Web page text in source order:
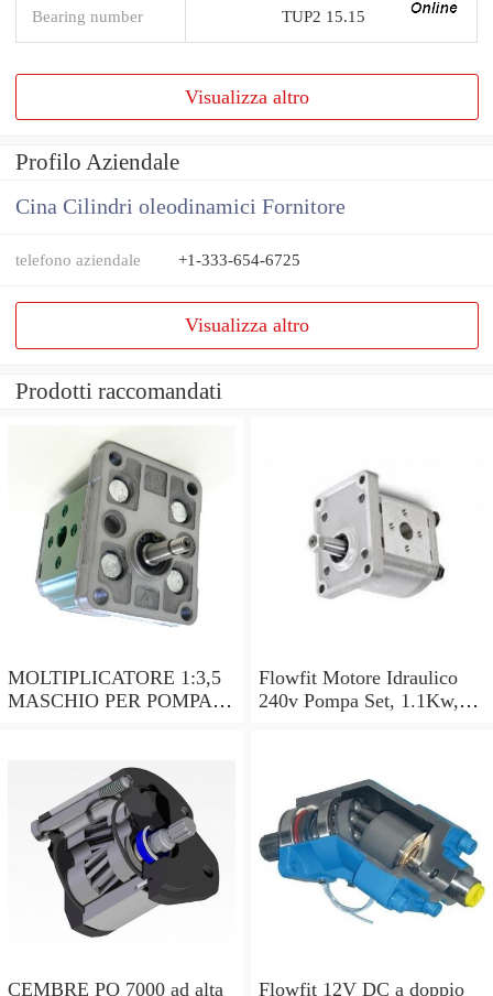
Bearing number TUP2 15.15
Visualizza altro
Profilo Aziendale
Cina Cilindri oleodinamici Fornitore
telefono aziendale +1-333-654-6725
Visualizza altro
Prodotti raccomandati
MOLTIPLICATORE 1:3,5
MASCHIO PER POMPA
Flowfit Motore Idraulico
240v Pompa Set, 1.1Kw,
CEMBRE PO 7000 ad alta Flowfit 12V DC a doppio